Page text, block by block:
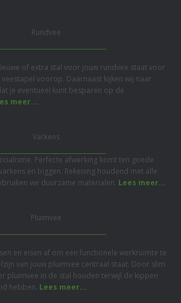
Rundvee
of extra stal voor jouw rundvee staat voor
voorop. Daarnaast kijken wij naar
je eventueel kunt besparen op de
meer...
Varkens
Perfecte afwerking komt ten goede
en biggen. Rekening houdend met alle
we duurzame materialen. Lees meer...
Pluimvee
en eisen af om een functionele werkruimte te
van jouw pluimvee centraal staat. Door slim
pluimvee in de stal houden terwijl de kippen
hebben. Lees meer...